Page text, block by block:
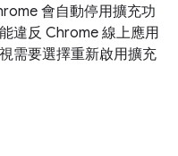
會自動停用擴充功
違反 Chrome 線上應用
需要選擇重新啟用擴充